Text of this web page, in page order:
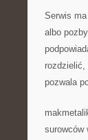
Serwis
albo
pozwala
surowców